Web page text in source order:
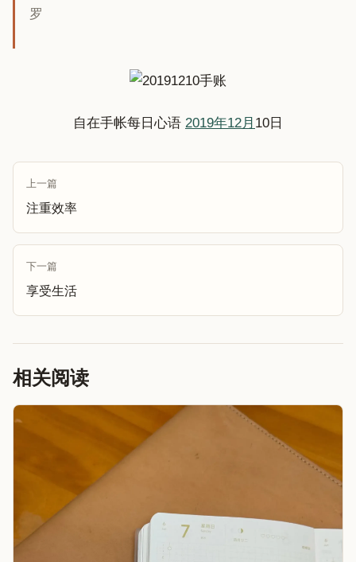
罗
自在手帐每日心语 2019年12月 10日
上一篇
注重效率
下一篇
享受生活
相关阅读